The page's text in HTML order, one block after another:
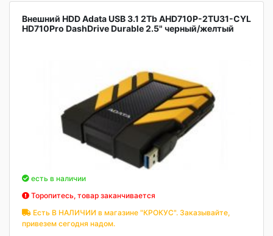
Внешний HDD Adata USB 3.1 2Tb AHD710P-2TU31-CYL
HD710Pro DashDrive Durable 2.5" черный/желтый
есть в наличии
Торопитесь, товар заканчивается
Есть В НАЛИЧИИ в магазине "КРОКУС". Заказывайте,
привезем сегодня надом.